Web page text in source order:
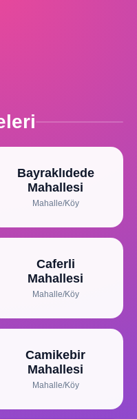
Bayraklıdede
Mahallesi
Mahalle/Köy
Caferli
Mahallesi
Mahalle/Köy
Camikebir
Mahallesi
Mahalle/Köy